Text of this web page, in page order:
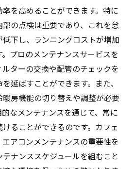
を高めることができます。特に
の点検は重要であり、これを怠
下し、ランニングコストが増加
プロのメンテナンスサービスを
ターの交換や配管のチェックを
延ばすことができます。また、
房機能の切り替えや調整が必要
なメンテナンスを通じて、常に
ることができるのです。カフェ
アコンメンテナンスの重要性を
ナンススケジュールを組むこと